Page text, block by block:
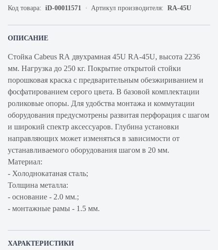
Код товара: iD-00011571 Артикул производителя: RA-45U
ОПИСАНИЕ
Стойка Cabeus RA двухрамная 45U RA-45U, высота 2236
мм. Нагрузка до 250 кг. Покрытие открытой стойки
порошковая краска с предварительным обезжириванием и
фосфатированием серого цвета. В базовой комплектации
роликовые опоры. Для удобства монтажа и коммутации
оборудования предусмотрены развитая перфорация с шагом
и широкий спектр аксессуаров. Глубина установки
направляющих может изменяться в зависимости от
устанавливаемого оборудования шагом в 20 мм.
Материал:
- Холоднокатаная сталь;
Толщина металла:
- основание - 2.0 мм.;
- монтажные рамы - 1.5 мм.
ХАРАКТЕРИСТИКИ